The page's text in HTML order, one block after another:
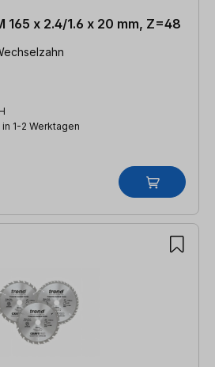
165 x 2.4/1.6 x 20 mm, Z=48
1-2 Werktagen